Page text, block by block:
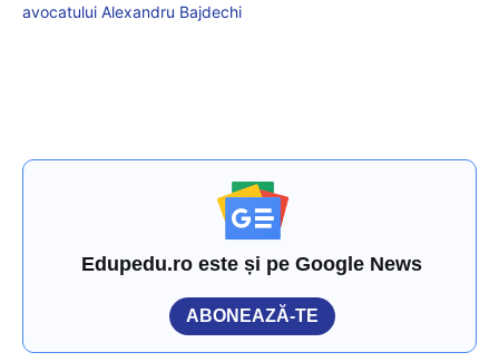
avocatului Alexandru Bajdechi
Edupedu.ro este și pe Google News
ABONEAZĂ-TE